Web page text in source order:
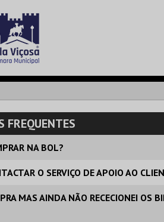
FREQUENTES
NA BOL?
O SERVIÇO DE APOIO AO
MAS AINDA NÃO RECECIONEI OS